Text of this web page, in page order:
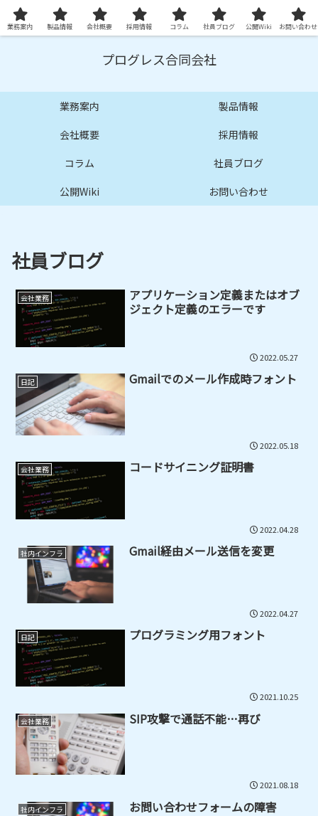
プロ品質の技術サービスとシステムを提供します
プログレス合同会社
業務案内
製品情報
会社概要
採用情報
コラム
社員ブログ
公開Wiki
お問い合わせ
社員ブログ
会社業務
アプリケーション定義またはオブ
ジェクト定義のエラーです
2022.05.27
日記 Gmailでのメール作成時フォント
2022.05.18
会社業務 コードサイニング証明書
2022.04.28
社内インフラ Gmail経由メール送信を変更
2022.04.27
日記 プログラミング用フォント
2021.10.25
会社業務 SIP攻撃で通話不能…再び
2021.08.18
社内インフラ お問い合わせフォームの障害
業務案内 製品情報 会社概要 採用情報 コラム 社員ブログ 公開Wiki お問い合わせ